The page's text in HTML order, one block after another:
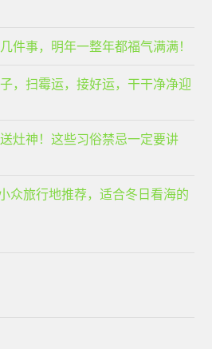
件事，明年一整年都福气满满！
，扫霉运，接好运，干干净净迎
灶神！这些习俗禁忌一定要讲
众旅行地推荐，适合冬日看海的